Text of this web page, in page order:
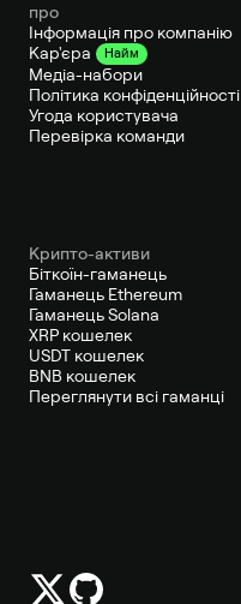
про
Інформація про компанію
Кар'єра
Найм
Медіа-набори
Політика конфіденційності
Угода користувача
Перевірка команди
Крипто-активи
Біткоїн-гаманець
Гаманець Ethereum
Гаманець Solana
XRP кошелек
USDT кошелек
BNB кошелек
Переглянути всі гаманці